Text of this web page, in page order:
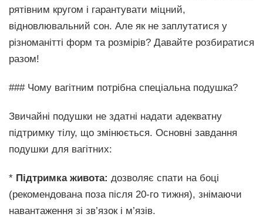
рятівним кругом і гарантувати міцний,
відновлювальний сон. Але як не заплутатися у
різноманітті форм та розмірів? Давайте розбиратися
разом!
### Чому вагітним потрібна спеціальна подушка?
Звичайні подушки не здатні надати адекватну
підтримку тілу, що змінюється. Основні завдання
подушки для вагітних:
* Підтримка живота: дозволяє спати на боці
(рекомендована поза після 20-го тижня), знімаючи
навантаження зі зв’язок і м’язів.